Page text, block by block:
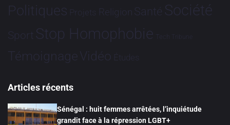
Politiques Projets Religion Santé Société
Sport Stop Homophobie Tech Tribune
TémoignageVidéo Études
Articles récents
Sénégal : huit femmes arrêtées, l’inquiétude
grandit face à la répression LGBT+